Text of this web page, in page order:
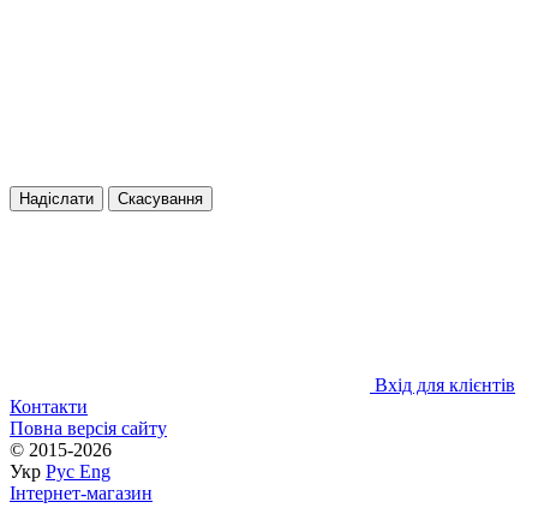
Надіслати Скасування
Вхід для клієнтів
Контакти
Повна версія сайту
© 2015-2026
Укр Рус Eng
Інтернет-магазин